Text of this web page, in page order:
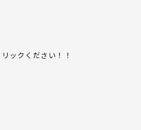
ックください！！